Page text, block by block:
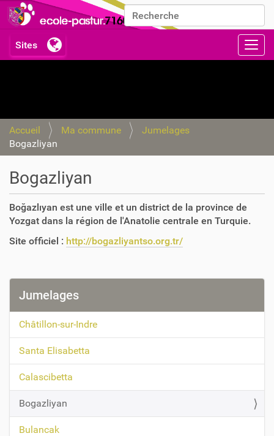
Chercher par
Recherche avancée…
Accueil Ma commune
Jumelages
Bogazliyan
Bogazliyan
Boğazlıyan est une ville et un district de la province de
Yozgat dans la région de l'Anatolie centrale en Turquie.
Site officiel : http://bogazliyantso.org.tr/
Jumelages
Châtillon-sur-Indre
Santa Elisabetta
Calascibetta
Bogazliyan
Bulancak